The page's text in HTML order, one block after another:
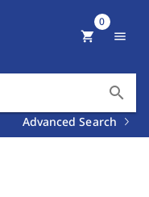
search
Advanced Search
shopping_cart
0
menu